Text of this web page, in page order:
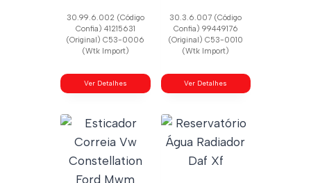
30.99.6.002 (Código
Confia) 41215631
(Original) C53-0006
(Wtk Import)
Ver Detalhes
30.3.6.007 (Código
Confia) 99449176
(Original) C53-0010
(Wtk Import)
Ver Detalhes